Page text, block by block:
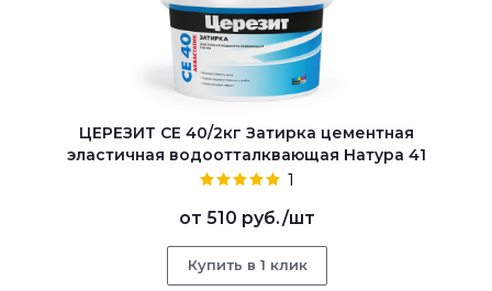
ЦЕРЕЗИТ CE 40/2кг Затирка цементная
эластичная водоотталквающая Натура 41
1
от 510 руб./шт
Купить в 1 клик